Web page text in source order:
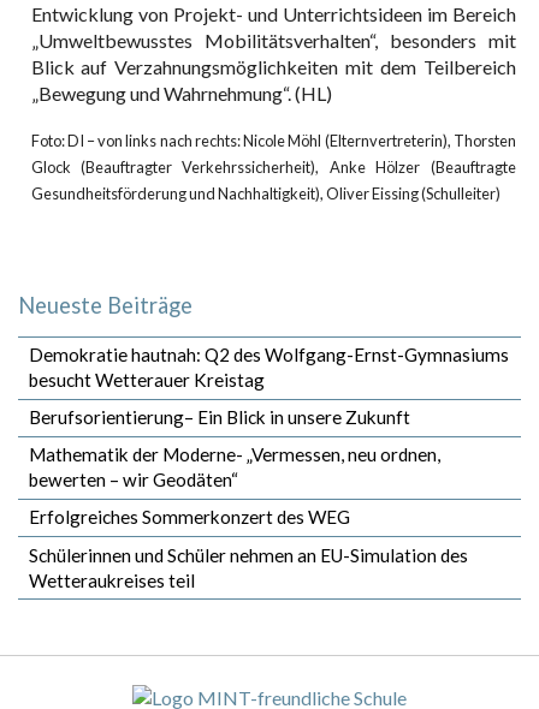
Entwicklung von Projekt- und Unterrichtsideen im Bereich
„Umweltbewusstes Mobilitätsverhalten“, besonders mit
Blick auf Verzahnungsmöglichkeiten mit dem Teilbereich
„Bewegung und Wahrnehmung“. (HL)
Foto: DI – von links nach rechts: Nicole Möhl (Elternvertreterin), Thorsten
Glock (Beauftragter Verkehrssicherheit), Anke Hölzer (Beauftragte
Gesundheitsförderung und Nachhaltigkeit), Oliver Eissing (Schulleiter)
Neueste Beiträge
Demokratie hautnah: Q2 des Wolfgang-Ernst-Gymnasiums
besucht Wetterauer Kreistag
Berufsorientierung– Ein Blick in unsere Zukunft
Mathematik der Moderne- „Vermessen, neu ordnen,
bewerten – wir Geodäten“
Erfolgreiches Sommerkonzert des WEG
Schülerinnen und Schüler nehmen an EU-Simulation des
Wetteraukreises teil